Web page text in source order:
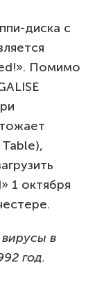
диска с
Помимо
1 октября
в
год.